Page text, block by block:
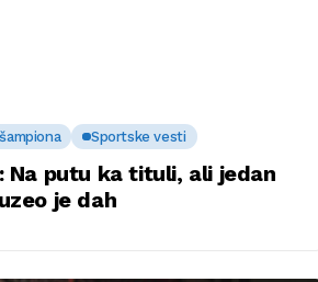
Sportske vesti
Na putu ka tituli, ali jedan
je dah